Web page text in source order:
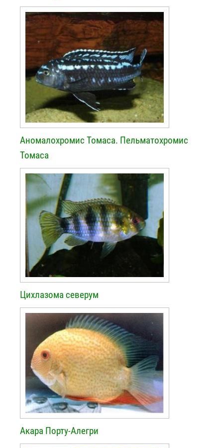
Аномалохромис Томаса. Пельматохромис
Томаса
Цихлазома северум
Акара Порту-Алегри